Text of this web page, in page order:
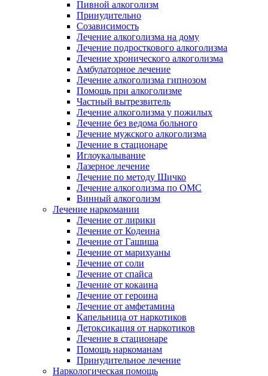
Пивной алкоголизм
Принудительно
Созависимость
Лечение алкоголизма на дому
Лечение подросткового алкоголизма
Лечение хронического алкоголизма
Амбулаторное лечение
Лечение алкоголизма гипнозом
Помощь при алкоголизме
Частный вытрезвитель
Лечение алкоголизма у пожилых
Лечение без ведома больного
Лечение мужского алкоголизма
Лечение в стационаре
Иглоукалывание
Лазерное лечение
Лечение по методу Шичко
Лечение алкоголизма по ОМС
Винный алкоголизм
Лечение наркомании
Лечение от лирики
Лечение от Кодеина
Лечение от Гашиша
Лечение от марихуаны
Лечение от соли
Лечение от спайса
Лечение от кокаина
Лечение от героина
Лечение от амфетамина
Капельница от наркотиков
Детоксикация от наркотиков
Лечение в стационаре
Помощь наркоманам
Принудительное лечение
Наркологическая помощь